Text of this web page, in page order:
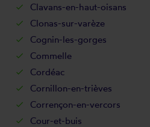
Clavans-en-haut-oisans
Clonas-sur-varèze
Cognin-les-gorges
Commelle
Cordéac
Cornillon-en-trièves
Corrençon-en-vercors
Cour-et-buis